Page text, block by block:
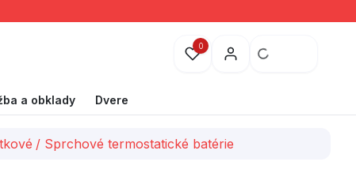
0
a obklady Dvere
/ Sprchové termostatické batérie